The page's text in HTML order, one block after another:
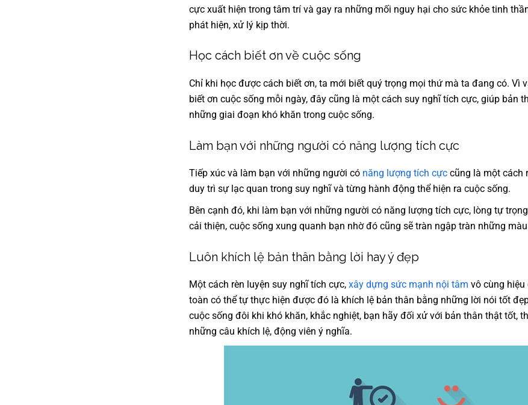
cực xuất hiện trong tâm trí và gay ra những mối nguy hại cho sức khỏe tinh
phát hiện, xử lý kịp thời.
Học cách biết ơn về cuộc sống
Chỉ khi học được cách biết ơn, ta mới biết quý trọng mọi thứ mà ta đang có. Vì
biết ơn cuộc sống mỗi ngày, đây cũng là một cách suy nghĩ tích cực, giúp bản
những giai đoạn khó khăn trong cuộc sống.
Làm bạn với những người có năng lượng tích cực
Tiếp xúc và làm bạn với những người có năng lượng tích cựccũng là một cách
duy trì sự lạc quan trong suy nghĩ và từng hành động thể hiện ra cuộc sống.
Bên cạnh đó, khi làm bạn với những người có năng lượng tích cực, lòng tự
cải thiện, cuộc sống xung quanh bạn nhờ đó cũng sẽ tràn ngập tràn những
Luôn khích lệ bản thân bằng lời hay ý đẹp
Một cách rèn luyện suy nghĩ tích cực, xây dựng sức mạnh nội tâm vô cùng
toàn có thể tự thực hiện được đó là khích lệ bản thân bằng những lời nói tốt
cuộc sống đôi khi khó khăn, khắc nghiệt, bạn hãy đối xử với bản thân thật tốt,
những câu khích lệ, động viên ý nghĩa.